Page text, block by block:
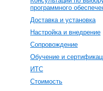
программного
Доставка и установка
Настройка и внедрение
Сопровождение
Обучение и
ИТС
Стоимость